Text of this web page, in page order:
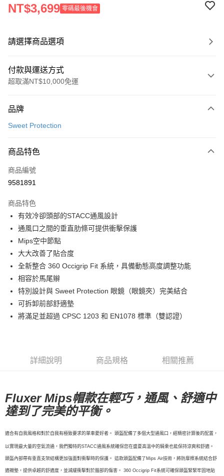
NT$3,699 零碼最後機會
請選擇商品選項
付款與運送方式
超取滿NT$10,000免運
信用卡一次付款
LINE Pay
Apple Pay
運送方式
全家店到店
每筆NT$80，滿NT$10,000(含以上)免運費
付款後全家取貨
每筆NT$80，滿NT$10,000(含以上)免運費
7-11店到店
每筆NT$80，滿NT$10,000(含以上)免運費
品牌
Sweet Protection
商品特色
商品編號
9581891
商品特色
有效冷卻頭部的STACC通風設計
通風口之間的垂直肋條可提供衝擊保護
Mips空中節點
大大改善了貼合度
全新整合 360 Occigrip Fit 系統，具備動態高度調整功能
相容於馬尾辮
特別設計與 Sweet Protection 眼鏡（眼鏡夾）完美結合
可拆卸前部舒適墊
將滿足並超過 CPSC 1203 和 EN1078 標準（雙認證）
詳細說明 商品規格 相關推薦
Fluxer Mips帽款在輕巧，通風、舒適中
達到了完美的平衡。
適合有自我風格和對於自我有極致要求的單車愛好者。 頭盔配備了多個大型通風口，經精密計算後的配置，
以實現最大量的空氣流通，我們獨特的STACC通風系統確保您在盛夏高溫中的騎乘也能保持涼爽和舒適。
頭盔內部帶有垂直支架結構更加強面對衝擊時的保護。 這款頭盔配備了Mips Air技術，將防摩擦系統結合舒
適襯墊，提供卓越的舒適度，並減緩衝擊對於腦部的傷害。 360 Occigrip Fit系統可確保頭盔緊緊牢固地貼